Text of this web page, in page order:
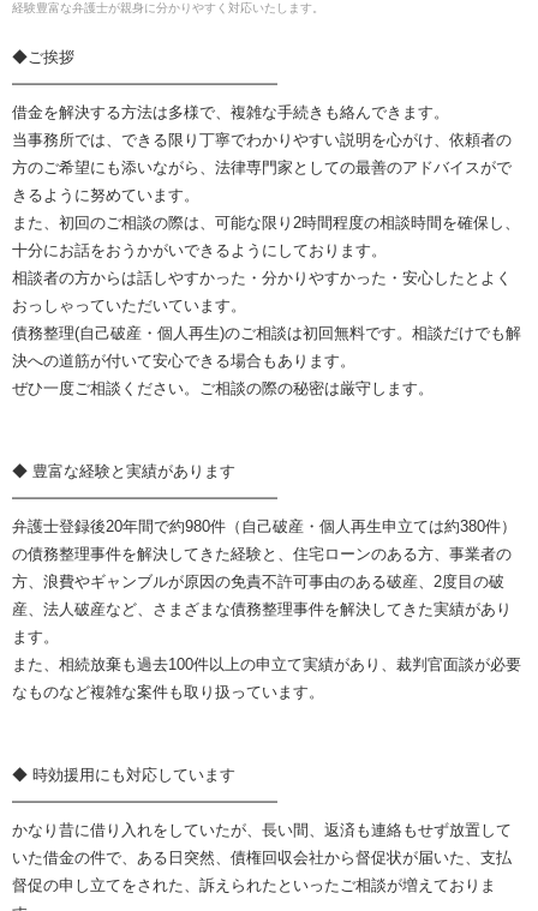
経験豊富な弁護士が親身に分かりやすく対応いたします。
◆ご挨拶
━━━━━━━━━━━━━━━━━
借金を解決する方法は多様で、複雑な手続きも絡んできます。
当事務所では、できる限り丁寧でわかりやすい説明を心がけ、依頼者の
方のご希望にも添いながら、法律専門家としての最善のアドバイスがで
きるように努めています。
また、初回のご相談の際は、可能な限り2時間程度の相談時間を確保し、
十分にお話をおうかがいできるようにしております。
相談者の方からは話しやすかった・分かりやすかった・安心したとよく
おっしゃっていただいています。
債務整理(自己破産・個人再生)のご相談は初回無料です。相談だけでも解
決への道筋が付いて安心できる場合もあります。
ぜひ一度ご相談ください。ご相談の際の秘密は厳守します。
◆ 豊富な経験と実績があります
━━━━━━━━━━━━━━━━━
弁護士登録後20年間で約980件（自己破産・個人再生申立ては約380件）
の債務整理事件を解決してきた経験と、住宅ローンのある方、事業者の
方、浪費やギャンブルが原因の免責不許可事由のある破産、2度目の破
産、法人破産など、さまざまな債務整理事件を解決してきた実績があり
ます。
また、相続放棄も過去100件以上の申立て実績があり、裁判官面談が必要
なものなど複雑な案件も取り扱っています。
◆ 時効援用にも対応しています
━━━━━━━━━━━━━━━━━
かなり昔に借り入れをしていたが、長い間、返済も連絡もせず放置して
いた借金の件で、ある日突然、債権回収会社から督促状が届いた、支払
督促の申し立てをされた、訴えられたといったご相談が増えておりま